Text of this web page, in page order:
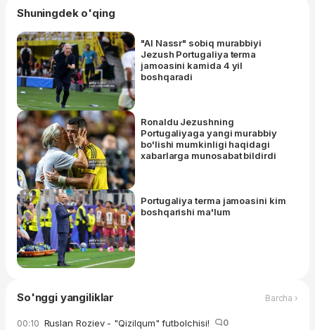
Shuningdek o'qing
"Al Nassr" sobiq murabbiyi
Jezush Portugaliya terma
jamoasini kamida 4 yil
boshqaradi
Ronaldu Jezushning
Portugaliyaga yangi murabbiy
bo'lishi mumkinligi haqidagi
xabarlarga munosabat bildirdi
Portugaliya terma jamoasini kim
boshqarishi ma'lum
So'nggi yangiliklar Barcha ›
00:10 Ruslan Roziev - "Qizilqum" futbolchisi! 0